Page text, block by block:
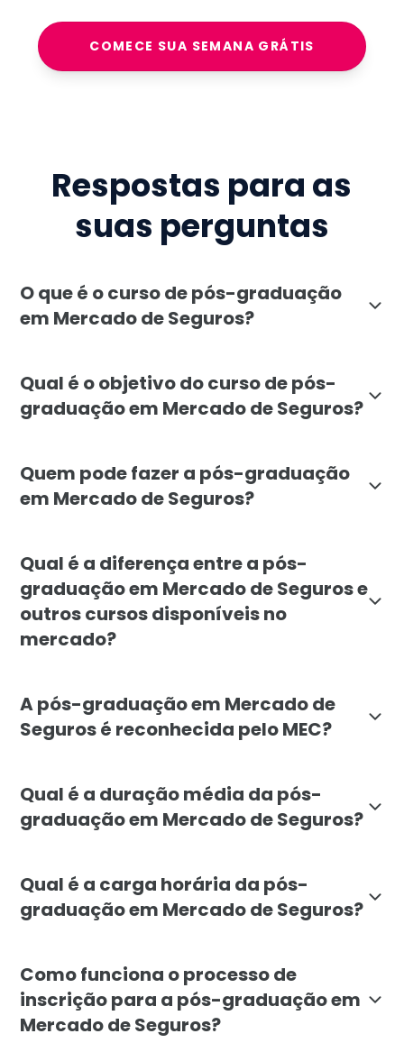
COMECE SUA SEMANA GRÁTIS
Respostas para as
suas perguntas
O que é o curso de pós-graduação
em Mercado de Seguros?
Qual é o objetivo do curso de pós-
graduação em Mercado de Seguros?
Quem pode fazer a pós-graduação
em Mercado de Seguros?
Qual é a diferença entre a pós-
graduação em Mercado de Seguros e
outros cursos disponíveis no
mercado?
A pós-graduação em Mercado de
Seguros é reconhecida pelo MEC?
Qual é a duração média da pós-
graduação em Mercado de Seguros?
Qual é a carga horária da pós-
graduação em Mercado de Seguros?
Como funciona o processo de
inscrição para a pós-graduação em
Mercado de Seguros?